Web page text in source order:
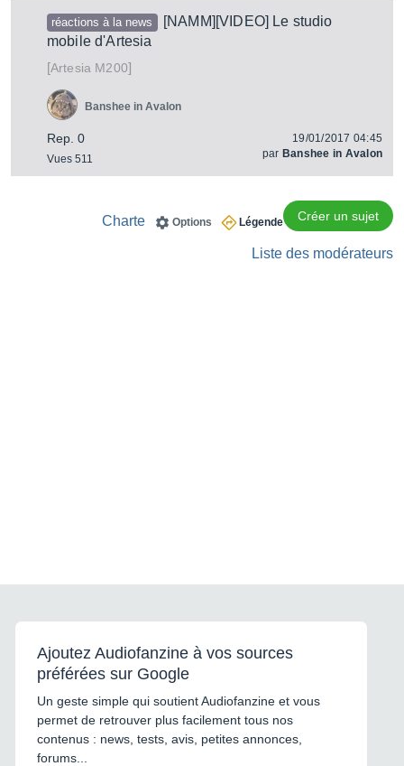
réactions à la news
[NAMM][VIDEO] Le studio
mobile d'Artesia
[Artesia M200]
Rep. 0
Vues 511
Banshee in Avalon
19/01/2017 04:45
par Banshee in Avalon
Créer un sujet
Légende
Options
Charte
Liste des modérateurs
Ajoutez Audiofanzine à vos sources
préférées sur Google
Un geste simple qui soutient Audiofanzine et vous
permet de retrouver plus facilement tous nos
contenus : news, tests, avis, petites annonces,
forums...